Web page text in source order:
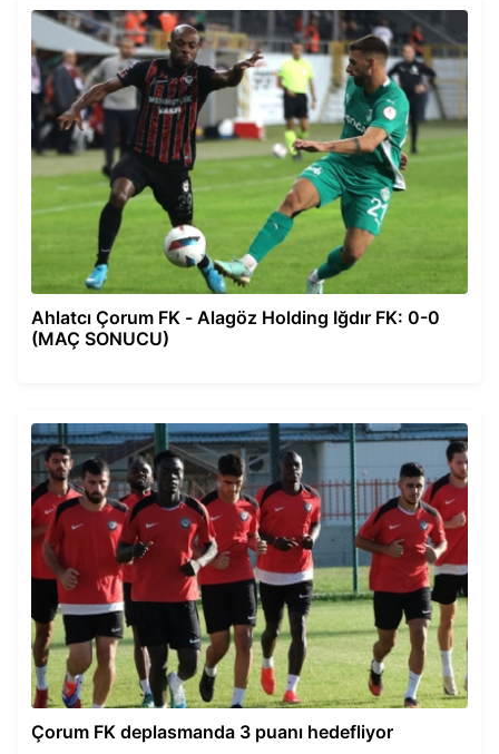
Ahlatcı Çorum FK - Alagöz Holding Iğdır FK: 0-0
(MAÇ SONUCU)
Çorum FK deplasmanda 3 puanı hedefliyor